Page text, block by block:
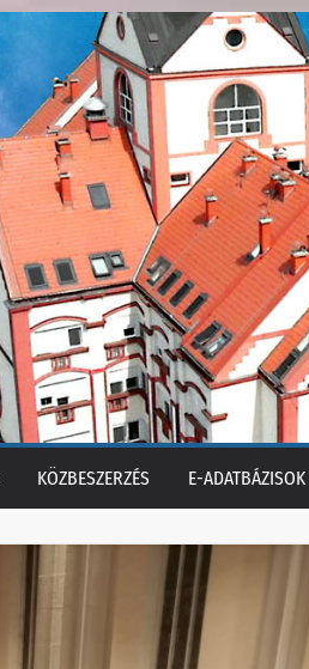
KÖZBESZERZÉS E-ADATBÁZISOK